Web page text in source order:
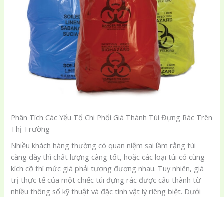
Phân Tích Các Yếu Tố Chi Phối Giá Thành Túi Đựng Rác Trên
Thị Trường
Nhiều khách hàng thường có quan niệm sai lầm rằng túi
càng dày thì chất lượng càng tốt, hoặc các loại túi có cùng
kích cỡ thì mức giá phải tương đương nhau. Tuy nhiên, giá
trị thực tế của một chiếc túi đựng rác được cấu thành từ
nhiều thông số kỹ thuật và đặc tính vật lý riêng biệt. Dưới